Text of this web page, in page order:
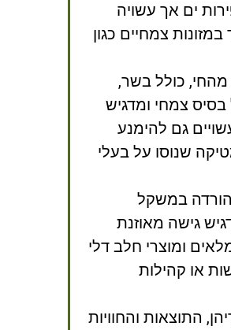
ים אך עשויה
צמחיים כגון
כולל בשר,
בסיס צמחי ומדגיש
גם להימנע
שנוסו על בעלי
במשקל
גישה מאוזנת
ומוצרי חלב דלי
או קהילות
התוצאות והחוויות